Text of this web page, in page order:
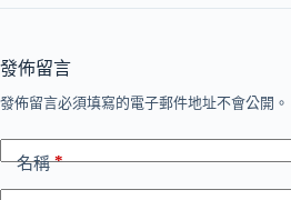
發佈留言
發佈留言必須填寫的電子郵件地址不會公開。
名稱*